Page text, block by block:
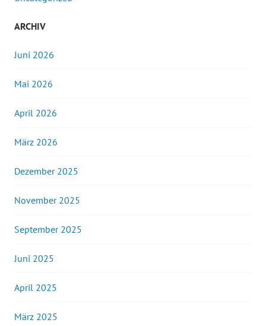
ARCHIV
Juni 2026
Mai 2026
April 2026
März 2026
Dezember 2025
November 2025
September 2025
Juni 2025
April 2025
März 2025